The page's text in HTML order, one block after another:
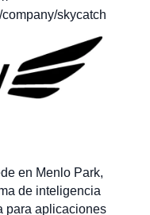
skycatch
en Menlo Park,
de inteligencia
para aplicaciones